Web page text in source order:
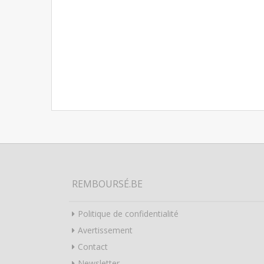
REMBOURSÉ.BE
Politique de confidentialité
Avertissement
Contact